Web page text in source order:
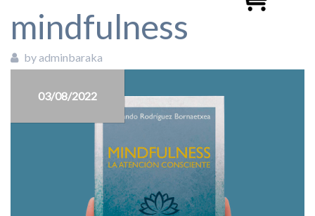
mindfulness
by adminbaraka
03/08/2022